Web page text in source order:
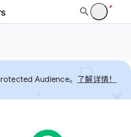
Audience。 了解详情！